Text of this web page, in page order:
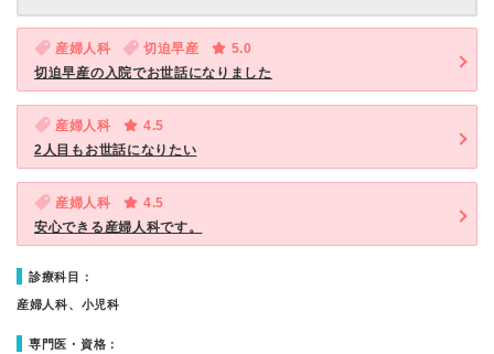
産婦人科 切迫早産
5.0
切迫早産の入院でお世話になりました
産婦人科
4.5
2人目もお世話になりたい
産婦人科
4.5
安心できる産婦人科です。
診療科目：
産婦人科、小児科
専門医・資格：